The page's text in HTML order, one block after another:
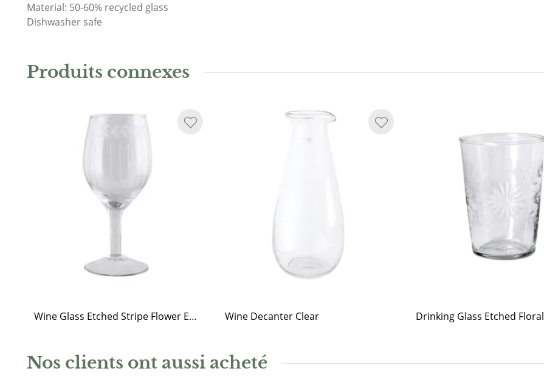
Material: 50-60% recycled glass
Dishwasher safe
Produits connexes
Wine Glass Etched Stripe Flower Edge Wine Decanter Clear Drinking Glass Etched Floral
Nos clients ont aussi acheté